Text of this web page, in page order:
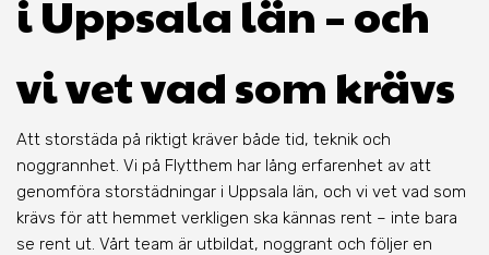
i Uppsala län – och
vi vet vad som krävs
Att storstäda på riktigt kräver både tid, teknik och
noggrannhet. Vi på Flytthem har lång erfarenhet av att
genomföra storstädningar i Uppsala län, och vi vet vad som
krävs för att hemmet verkligen ska kännas rent – inte bara
se rent ut. Vårt team är utbildat, noggrant och följer en